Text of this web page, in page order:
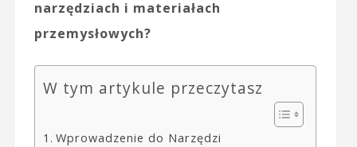
narzędziach i materiałach
przemysłowych?
W tym artykule przeczytasz
Wprowadzenie do Narzędzi